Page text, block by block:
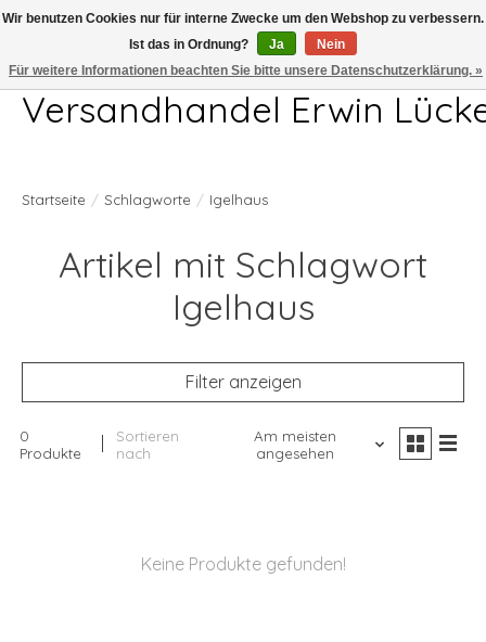
Telefon 04407 715872 MO-DO 7.00-17.00Uhr FR 7.00-13.00Uhr
Versandhandel Erwin
Startseite / Schlagworte / Igelhaus
Artikel mit Schlagwort
Igelhaus
Filter anzeigen
0
Produkte
Sortieren
nach
Am meisten
angesehen
Keine Produkte gefunden!
Wir benutzen Cookies nur für interne Zwecke um den Webshop zu verbessern.
Ist das in Ordnung?
Ja
Nein
Für weitere Informationen beachten Sie bitte unsere Datenschutzerklärung. »